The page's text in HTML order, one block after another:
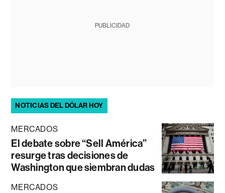
PUBLICIDAD
NOTICIAS DEL DÓLAR HOY
MERCADOS
El debate sobre “Sell América”
resurge tras decisiones de
Washington que siembran dudas
MERCADOS